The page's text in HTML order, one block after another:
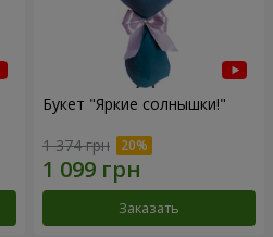
Букет "Яркие солнышки!"
1 374 грн
Заказать